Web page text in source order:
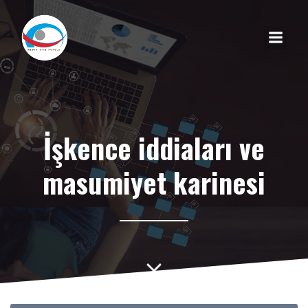
İşkence iddiaları ve
masumiyet karinesi